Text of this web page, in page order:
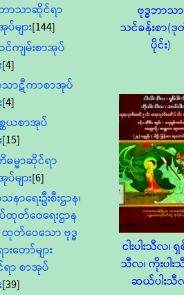
ဘာသာဆိုင်ရာ
များ[144]
ဝင်ကျမ်းစာအုပ်
[4]
ာဋီကာစာအုပ်
[4]
ဆယစာအုပ်
[15]
မ္မာဆိုင်ရာ
များ[6]
နာရေးဦးစီးဌာန၊
ထုတ်ဝေရေးဌာန
တ်ဝေသော ဗုဒ္ဓ
းတော်များ
ာ စာအုပ်
[39]
ဗုဒ္ဓဘာသာ
သင်ခန်းစာ(
ပိုင်း)
ငါးပါးသီလ၊ ရှ
သီလ၊ ကိုးပါး
ဆယ်ပါး